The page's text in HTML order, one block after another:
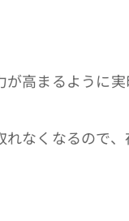
高まるように実
なくなるので、